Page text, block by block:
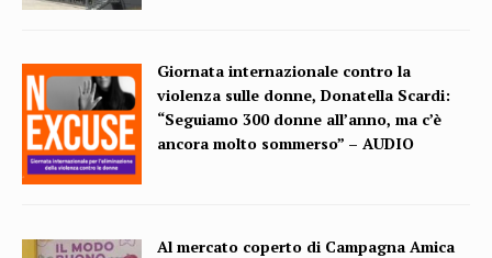
Giornata internazionale contro la
violenza sulle donne, Donatella Scardi:
“Seguiamo 300 donne all’anno, ma c’è
ancora molto sommerso” – AUDIO
Al mercato coperto di Campagna Amica